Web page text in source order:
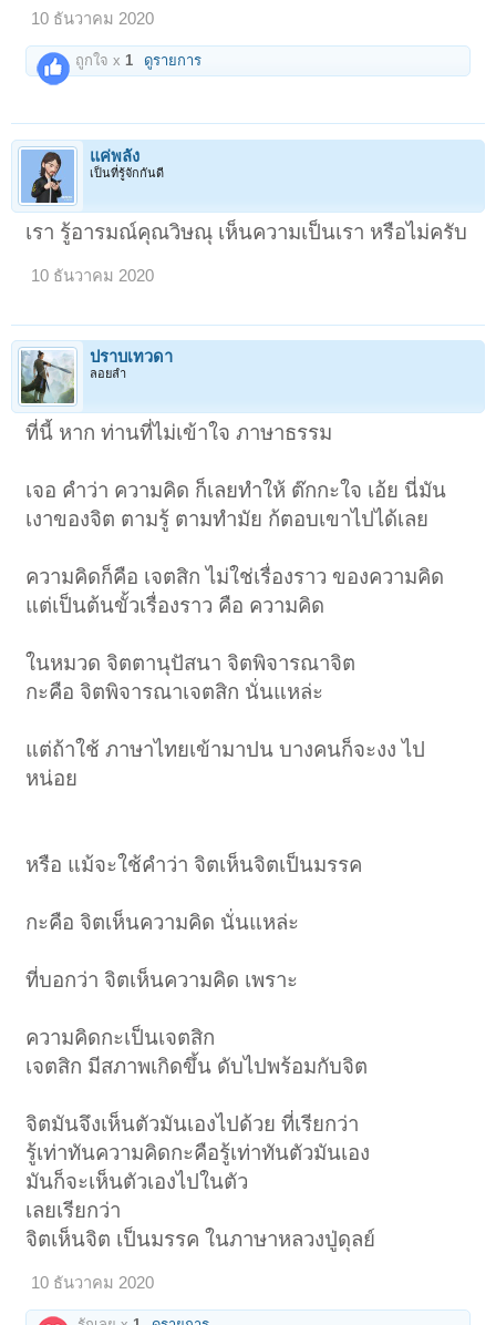
10 ธันวาคม 2020
ถูกใจ x1 ดูรายการ
แค่พลัง
เป็นที่รู้จักกันดี
เรา รู้อารมณ์คุณวิษณุ เห็นความเป็นเรา หรือไม่ครับ
10 ธันวาคม 2020
ปราบเทวดา
ลอยลำ
ที่นี้ หาก ท่านที่ไม่เข้าใจ ภาษาธรรม
เจอ คำว่า ความคิด ก็เลยทำให้ ต๊กกะใจ เอ้ย นี่มัน
เงาของจิต ตามรู้ ตามทำมัย ก้ตอบเขาไปได้เลย
ความคิดก็คือ เจตสิก ไม่ใช่เรื่องราว ของความคิด
แต่เป็นต้นขั้วเรื่องราว คือ ความคิด
ในหมวด จิตตานุปัสนา จิตพิจารณาจิต
กะคือ จิตพิจารณาเจตสิก นั่นแหล่ะ
แต่ถ้าใช้ ภาษาไทยเข้ามาปน บางคนก็จะงง ไป
หน่อย
หรือ แม้จะใช้คำว่า จิตเห็นจิตเป็นมรรค
กะคือ จิตเห็นความคิด นั่นแหล่ะ
ที่บอกว่า จิตเห็นความคิด เพราะ
ความคิดกะเป็นเจตสิก
เจตสิก มีสภาพเกิดขึ้น ดับไปพร้อมกับจิต
จิตมันจึงเห็นตัวมันเองไปด้วย ที่เรียกว่า
รู้เท่าทันความคิดกะคือรู้เท่าทันตัวมันเอง
มันก็จะเห็นตัวเองไปในตัว
เลยเรียกว่า
จิตเห็นจิต เป็นมรรค ในภาษาหลวงปู่ดุลย์
10 ธันวาคม 2020